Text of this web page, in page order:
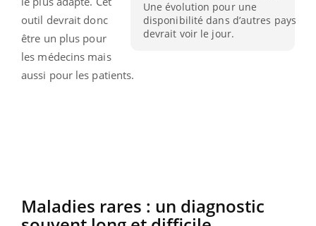
Une évolution pour une
disponibilité dans d’autres pays
devrait voir le jour.
outil devrait donc
être un plus pour
les médecins mais
aussi pour les patients.
Maladies rares : un diagnostic